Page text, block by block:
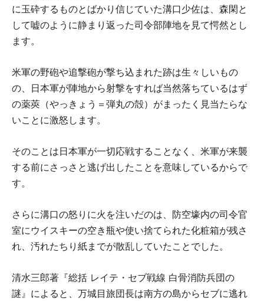
に玉砕するものとばかり信じていた溝口少佐は、森閑と
して嘘のように静まり返った司令部陣地を見て愕然とし
ます。
米軍の野砲や追撃砲が撃ち込まれた跡は生々しいもの
の、日本軍が陣地から射撃をすれば当然落ちているはず
の薬莢（やっきょう＝弾丸の殻）がまったく見当たらな
いことに激怒します。
そのことは日本軍が一切応戦することなく、米軍が来襲
する前にさっさと逃げ出したことを意味しているからで
す。
さらに溝口の怒りに火を注いだのは、防空壕内の司令官
室にウイスキーの空き瓶や使い捨てられた化粧箱が残さ
れ、汚れたちり紙までが散乱していたことでした。
清水三郎著『総括 レイテ・セブ戦線 白骨消防兵団の
謎』によると、万城目旅団長は南方の島からセブに逃れ